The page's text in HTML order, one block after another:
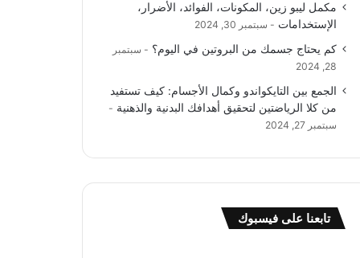
مكمل ليبو زين، المكونات، الفوائد، الأضرار،
الإستخدامات
سبتمبر 30, 2024
كم يحتاج جسمك من البروتين في اليوم؟
سبتمبر
28, 2024
الجمع بين التايكواندو وكمال الأجسام: كيف تستفيد
من كلا الرياضتين لتحقيق أهدافك البدنية والذهنية
سبتمبر 27, 2024
تابعنا على فيسبوك